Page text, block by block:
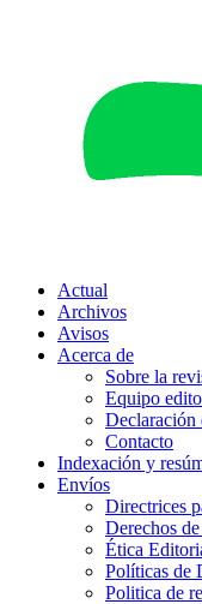
Actual
Archivos
Avisos
Acerca de
Sobre la
Equipo
Declaración
Contacto
Indexación y
Envíos
Directrices
Derechos
Ética
Políticas de
Politica de